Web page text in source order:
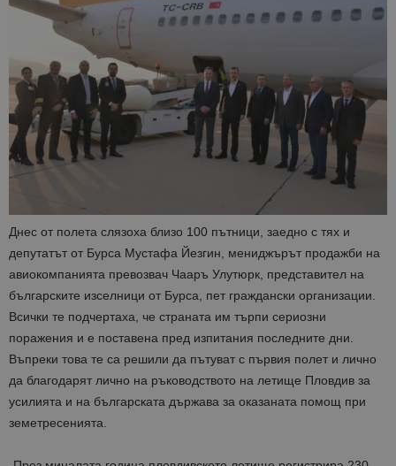
Днес от полета слязоха близо 100 пътници, заедно с тях и
депутатът от Бурса Мустафа Йезгин, мениджърът продажби на
авиокомпанията превозвач Чааръ Улутюрк, представител на
българските изселници от Бурса, пет граждански организации.
Всички те подчертаха, че страната им търпи сериозни
поражения и е поставена пред изпитания последните дни.
Въпреки това те са решили да пътуват с първия полет и лично
да благодарят лично на ръководството на летище Пловдив за
усилията и на българската държава за оказаната помощ при
земетресенията.